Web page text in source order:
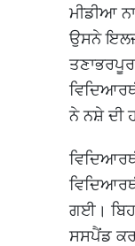
ਮੀਡੀਆ
ਉਸਨੇ
ਨੇ ਨਸ਼ੇ ਦੀ
ਗਈ।
ਸਸਪੈਂਡ